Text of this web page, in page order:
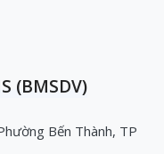
(BMSDV)
Bến Thành, TP